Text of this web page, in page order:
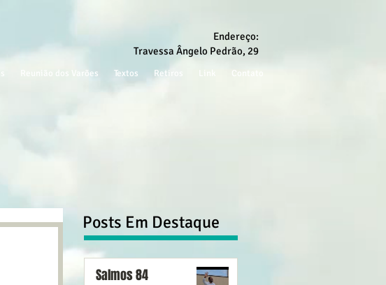
Reunião dos Varões Textos Retiros Contato
Endereço:
Travessa Ângelo Pedrão, 29
Posts Em Destaque
Salmos 84